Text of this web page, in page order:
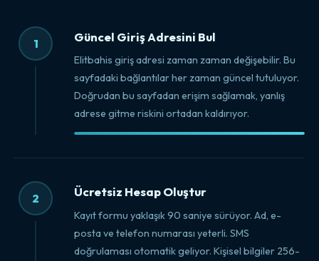
1 Güncel Giriş Adresini Bul
Elitbahis giriş adresi zaman zaman değişebilir. Bu
sayfadaki bağlantılar her zaman güncel tutuluyor.
Doğrudan bu sayfadan erişim sağlamak, yanlış
adrese gitme riskini ortadan kaldırıyor.
2 Ücretsiz Hesap Oluştur
Kayıt formu yaklaşık 90 saniye sürüyor. Ad, e-
posta ve telefon numarası yeterli. SMS
doğrulaması otomatik geliyor. Kişisel bilgiler 256-